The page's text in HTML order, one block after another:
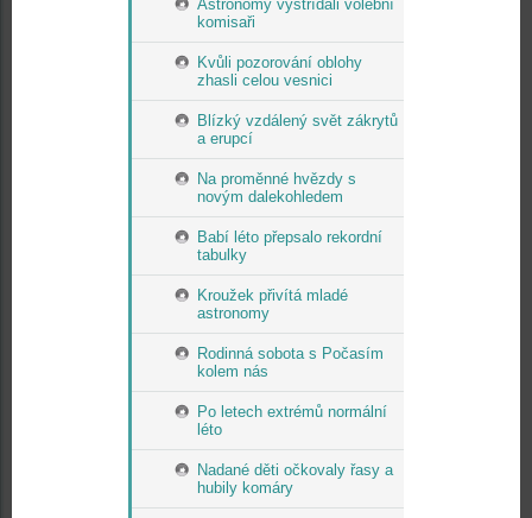
Astronomy vystřídali volební
komisaři
Kvůli pozorování oblohy
zhasli celou vesnici
Blízký vzdálený svět zákrytů
a erupcí
Na proměnné hvězdy s
novým dalekohledem
Babí léto přepsalo rekordní
tabulky
Kroužek přivítá mladé
astronomy
Rodinná sobota s Počasím
kolem nás
Po letech extrémů normální
léto
Nadané děti očkovaly řasy a
hubily komáry